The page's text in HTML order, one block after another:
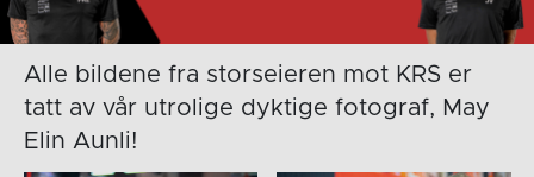
Alle bildene fra storseieren mot KRS er
tatt av vår utrolige dyktige fotograf, May
Elin Aunli!